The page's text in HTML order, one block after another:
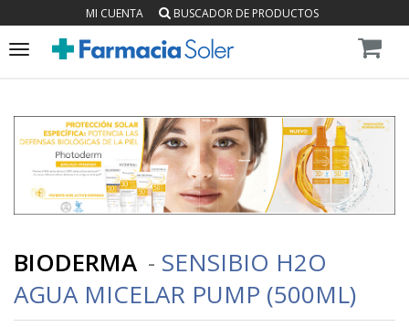
MI CUENTA BUSCADOR DE PRODUCTOS
Toggle
BIODERMA - SENSIBIO H2O
AGUA MICELAR PUMP (500ML)